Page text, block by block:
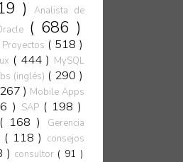
)
Analista de
( 686 )
( 518 )
( 444 ) MySQL
(inglés) ( 290 )
) Mobile Apps
) SAP ( 198 )
( 168 ) Gerencia
( 118 ) consejos
) consultor ( 91 )